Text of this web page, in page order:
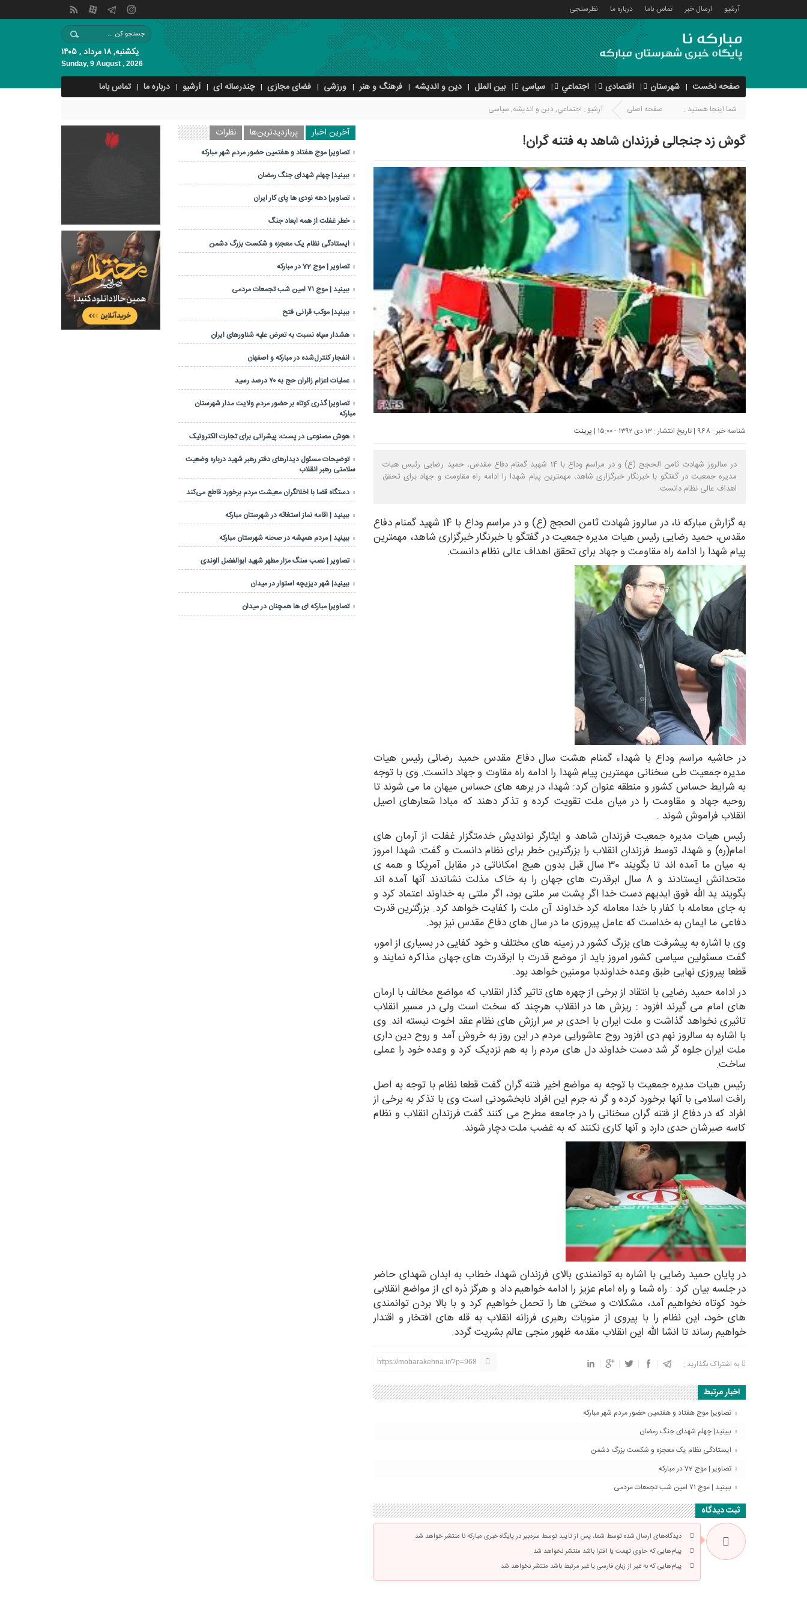
آرشیو ارسال خبر تماس باما درباره ما نظرسنجی
یکشنبه, ۱۸ مرداد , ۱۴۰۵
Sunday, 9 August , 2026
صفحه نخست شهرستان اقتصادی اجتماعي سیاسی بین الملل دین و اندیشه فرهنگ و هنر ورزشی فضای مجازی چندرسانه ای آرشیو درباره ما تماس باما
شما اینجا هستید : صفحه اصلی آرشیو : اجتماعي,دین و اندیشه, سیاسی
گوش زد جنجالی فرزندان شاهد به فتنه گران!
شناسه خبر : 968 | تاریخ انتشار : ۱۳ دی ۱۳۹۲ - ۱۵:۰۰ | پرینت
در سالروز شهادت ثامن الحجج (ع) و در مراسم وداع با 14 شهید گمنام دفاع مقدس، حمید رضایی رئیس هیات
مدیره جمعیت در گفتگو با خبرنگار خبرگزاری شاهد، مهمترین پیام شهدا را ادامه راه مقاومت و جهاد برای تحقق
اهداف عالی نظام دانست.
به گزارش مبارکه نا، در سالروز شهادت ثامن الحجج (ع) و در مراسم وداع با 14 شهید گمنام دفاع
مقدس، حمید رضایی رئیس هیات مدیره جمعیت در گفتگو با خبرنگار خبرگزاری شاهد، مهمترین
پیام شهدا را ادامه راه مقاومت و جهاد برای تحقق اهداف عالی نظام دانست.
در حاشیه مراسم وداع با شهداء گمنام هشت سال دفاع مقدس حمید رضائی رئیس هیات
مدیره جمعیت طی سخنانی مهمترین پیام شهدا را ادامه راه مقاوت و جهاد دانست. وی با توجه
به شرایط حساس کشور و منطقه عنوان کرد: شهدا، در برهه های حساس میهان ما می شوند تا
روحیه جهاد و مقاومت را در میان ملت تقویت کرده و تذکر دهند که مبادا شعارهای اصیل
انقلاب فراموش شوند .
رئیس هیات مدیره جمعیت فرزندان شاهد و ایثارگر نواندیش خدمتگزار غفلت از آرمان های
امام(ره) و شهدا، توسط فرزندان انقلاب را بزرگترین خطر برای نظام دانست و گفت: شهدا امروز
به میان ما آمده اند تا بگویند 30 سال قبل بدون هیچ امکاناتی در مقابل آمریکا و همه ی
متحدانش ایستادند و 8 سال ابرقدرت های جهان را به خاک مذلت نشاندند آنها آمده اند
بگویند ید الله فوق ایدیهم دست خدا اگر پشت سر ملتی بود، اگر ملتی به خداوند اعتماد کرد و
به جای معامله با کفار با خدا معامله کرد خداوند آن ملت را کفایت خواهد کرد. بزرگترین قدرت
دفاعی ما ایمان به خداست که عامل پیروزی ما در سال های دفاع مقدس نیز بود.
وی با اشاره به پیشرفت های بزرگ کشور در زمینه های مختلف و خود کفایی در بسیاری از امور،
گفت مسئولین سیاسی کشور امروز باید از موضع قدرت با ابرقدرت های جهان مذاکره نمایند و
قطعا پیروزی نهایی طبق وعده خداوندبا مومنین خواهد بود.
در ادامه حمید رضایی با انتقاد از برخی از چهره های تاثیر گذار انقلاب که مواضع مخالف با ارمان
های امام می گیرند افزود : ریزش ها در انقلاب هرچند که سخت است ولی در مسیر انقلاب
تاثیری نخواهد گذاشت و ملت ایران با احدی بر سر ارزش های نظام عقد اخوت نبسته اند. وی
با اشاره به سالروز نهم دی افزود روح عاشورایی مردم در این روز به خروش آمد و روح دین داری
ملت ایران جلوه گر شد دست خداوند دل های مردم را به هم نزدیک کرد و وعده خود را عملی
ساخت.
رئیس هیات مدیره جمعیت با توجه به مواضع اخیر فتنه گران گفت قطعا نظام با توجه به اصل
رافت اسلامی با آنها برخورد کرده و گر نه جرم این افراد نابخشودنی است وی با تذکر به برخی از
افراد که در دفاع از فتنه گران سخنانی را در جامعه مطرح می کنند گفت فرزندان انقلاب و نظام
کاسه صبرشان حدی دارد و آنها کاری نکنند که به غضب ملت دچار شوند.
در پایان حمید رضایی با اشاره به توانمندی بالای فرزندان شهدا، خطاب به ابدان شهدای حاضر
در جلسه بیان کرد : راه شما و راه امام عزیز را ادامه خواهیم داد و هرگز ذره ای از مواضع انقلابی
خود کوتاه نخواهیم آمد، مشکلات و سختی ها را تحمل خواهیم کرد و با بالا بردن توانمندی
های خود، این نظام را با پیروی از منویات رهبری فرزانه انقلاب به قله های افتخار و اقتدار
خواهیم رساند تا انشا الله این انقلاب مقدمه ظهور منجی عالم بشریت گردد.
به اشتراک بگذارید : https://mobarakehna.ir/?p=968
اخبار مرتبط
تصاویر| موج هفتاد و هفتمین حضور مردم شهر مبارکه
ببینید| چهلم شهدای جنگ رمضان
ایستادگی نظام یک معجزه و شکست بزرگ دشمن
تصاویر | موج 72 در مبارکه
ببینید | موج ۷۱ امین شب تجمعات مردمی
ثبت دیدگاه
دیدگاه‌های ارسال شده توسط شما، پس از تایید توسط سردبیر در پایگاه خبری مبارکه نا منتشر خواهد شد.
پیام‌هایی که حاوی تهمت یا افترا باشد منتشر نخواهد شد.
پیام‌هایی که به غیر از زبان فارسی یا غیر مرتبط باشد منتشر نخواهد شد.
آخرین اخبار پربازدیدترین‌ها نظرات
تصاویر| موج هفتاد و هفتمین حضور مردم شهر مبارکه
ببینید| چهلم شهدای جنگ رمضان
تصاویر| دهه نودی ها پای کار ایران
خطر غفلت از همه ابعاد جنگ
ایستادگی نظام یک معجزه و شکست بزرگ دشمن
تصاویر | موج 72 در مبارکه
ببینید | موج ۷۱ امین شب تجمعات مردمی
ببینید| موکب قرآنی فتح
هشدار سپاه نسبت به تعرض علیه شناورهای ایران
انفجار کنترل‌شده در مبارکه و اصفهان
عملیات اعزام زائران حج به ۷۰ درصد رسید
تصاویر| گذری کوتاه بر حضور مردم ولایت مدار شهرستان
مبارکه
هوش مصنوعی در پست، پیشرانی برای تجارت الکترونیک
توضیحات مسئول دیدارهای دفتر رهبر شهید درباره وضعیت
سلامتی رهبر انقلاب
دستگاه قضا با اخلالگران معیشت مردم برخورد قاطع می‌کند
ببینید | اقامه نماز استغاثه در شهرستان مبارکه
ببینید | مردم همیشه در صحنه شهرستان مبارکه
تصاویر | نصب سنگ مزار مطهر شهید ابوالفضل الوندی
ببینید| شهر دیزیچه استوار در میدان
تصاویر| مبارکه ای ها همچنان در میدان